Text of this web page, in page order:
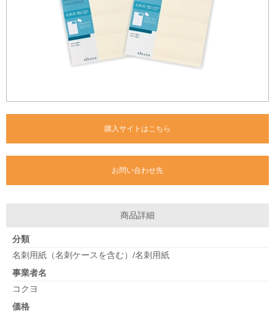
購入サイトはこちら
お問い合わせ先
商品詳細
分類
名刺用紙（名刺ケースを含む）/名刺用紙
事業者名
コクヨ
価格